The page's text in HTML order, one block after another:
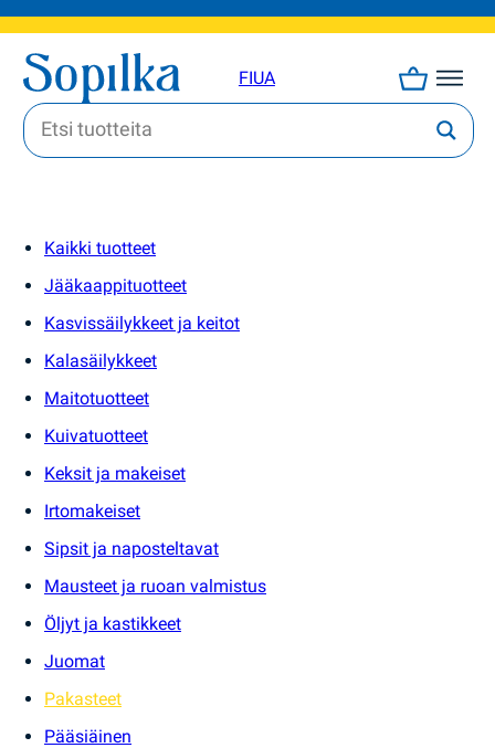
FIUA
Kaikki tuotteet
Jääkaappituotteet
Kasvissäilykkeet ja keitot
Kalasäilykkeet
Maitotuotteet
Kuivatuotteet
Keksit ja makeiset
Irtomakeiset
Sipsit ja naposteltavat
Mausteet ja ruoan valmistus
Öljyt ja kastikkeet
Juomat
Pakasteet
Pääsiäinen